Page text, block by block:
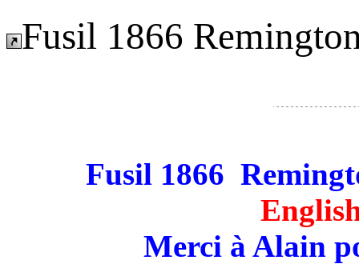
Fusil 1866
Fusil 1866
Merci à Alain